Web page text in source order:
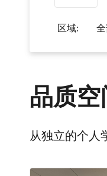
区域:
品质空
从独立的个人